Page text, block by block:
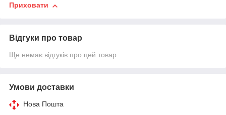
Приховати
Відгуки про товар
Ще немає відгуків про цей товар
Умови доставки
Нова Пошта